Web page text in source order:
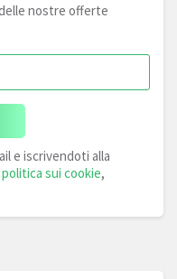
nostre offerte
e iscrivendoti alla
politica sui cookie,